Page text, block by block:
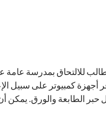
للالتحاق بمدرسة
كمبيوتر على سبيل
حبر الطابعة والورق.